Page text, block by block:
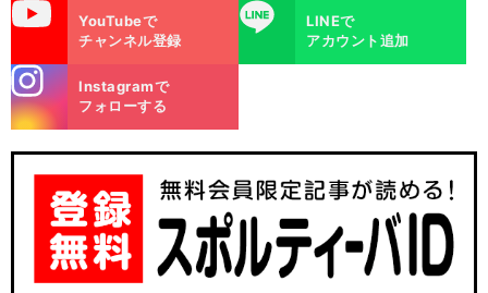
YouTubeで
チャンネル登録
LINE
LINEで
アカウント追加
m
Instagramで
フォローする